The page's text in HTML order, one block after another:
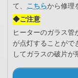
て、 こちらから修理
◆ご注意
ヒーターのガラス管
が点灯することがで
してガラスの破片が